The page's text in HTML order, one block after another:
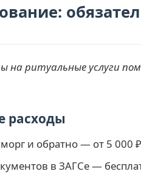
на ритуальные услуги
расходы
и обратно — от 5 000 ₽
в ЗАГСе —